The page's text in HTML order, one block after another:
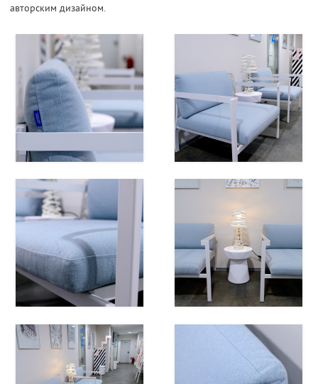
авторским дизайном.